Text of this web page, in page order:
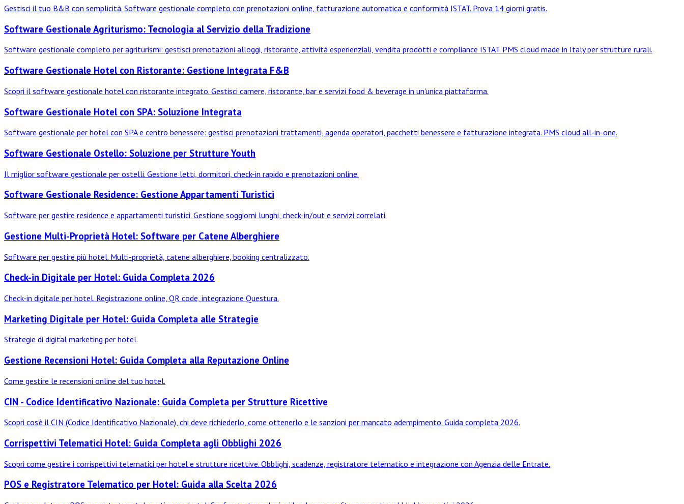
Gestisci il tuo B&B con semplicità. Software gestionale completo con prenotazioni online, fatturazione automatica e conformità ISTAT. Prova 14 giorni gratis.
Software Gestionale Agriturismo: Tecnologia al Servizio della Tradizione
Software gestionale completo per agriturismi: gestisci prenotazioni alloggi, ristorante, attività esperienziali, vendita prodotti e compliance ISTAT. PMS cloud made in Italy per strutture rurali.
Software Gestionale Hotel con Ristorante: Gestione Integrata F&B
Scopri il software gestionale hotel con ristorante integrato. Gestisci camere, ristorante, bar e servizi food & beverage in un'unica piattaforma.
Software Gestionale Hotel con SPA: Soluzione Integrata
Software gestionale per hotel con SPA e centro benessere: gestisci prenotazioni trattamenti, agenda operatori, pacchetti benessere e fatturazione integrata. PMS cloud all-in-one.
Software Gestionale Ostello: Soluzione per Strutture Youth
Il miglior software gestionale per ostelli. Gestione letti, dormitori, check-in rapido e prenotazioni online.
Software Gestionale Residence: Gestione Appartamenti Turistici
Software per gestire residence e appartamenti turistici. Gestione soggiorni lunghi, check-in/out e servizi correlati.
Gestione Multi-Proprietà Hotel: Software per Catene Alberghiere
Software per gestire più hotel. Multi-proprietà, catene alberghiere, booking centralizzato.
Check-in Digitale per Hotel: Guida Completa 2026
Check-in digitale per hotel. Registrazione online, QR code, integrazione Questura.
Marketing Digitale per Hotel: Guida Completa alle Strategie
Strategie di digital marketing per hotel.
Gestione Recensioni Hotel: Guida Completa alla Reputazione Online
Come gestire le recensioni online del tuo hotel.
CIN - Codice Identificativo Nazionale: Guida Completa per Strutture Ricettive
Scopri cos'è il CIN (Codice Identificativo Nazionale), chi deve richiederlo, come ottenerlo e le sanzioni per mancato adempimento. Guida completa 2026.
Corrispettivi Telematici Hotel: Guida Completa agli Obblighi 2026
Scopri come gestire i corrispettivi telematici per hotel e strutture ricettive. Obblighi, scadenze, registratore telematico e integrazione con Agenzia delle Entrate.
POS e Registratore Telematico per Hotel: Guida alla Scelta 2026